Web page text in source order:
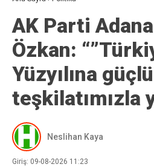
AK Parti
Özkan:
Yüzyılına güçlü
teşkilatımızla
Neslihan Kaya
Giriş: 09-08-2026 11:23